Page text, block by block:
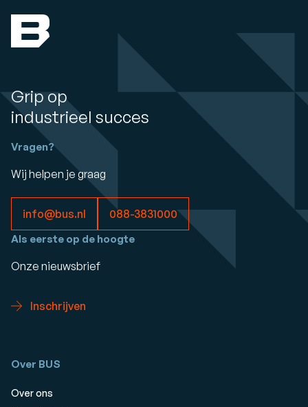
Grip op
industrieel succes
Vragen?
Wij helpen je graag
info@bus.nl 088-3831000
Als eerste op de hoogte
Onze nieuwsbrief
Inschrijven
Over BUS
Over ons